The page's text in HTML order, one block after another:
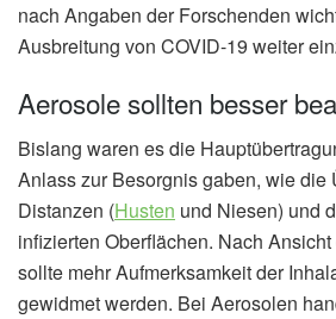
nach Angaben der Forschenden
Ausbreitung von COVID-19 weiter
Aerosole sollten besser
Bislang waren es die
Anlass zur Besorgnis gaben, wie die
Distanzen (Husten und Niesen) und
infizierten Oberflächen. Nach
sollte mehr Aufmerksamkeit der
gewidmet werden. Bei Aerosolen